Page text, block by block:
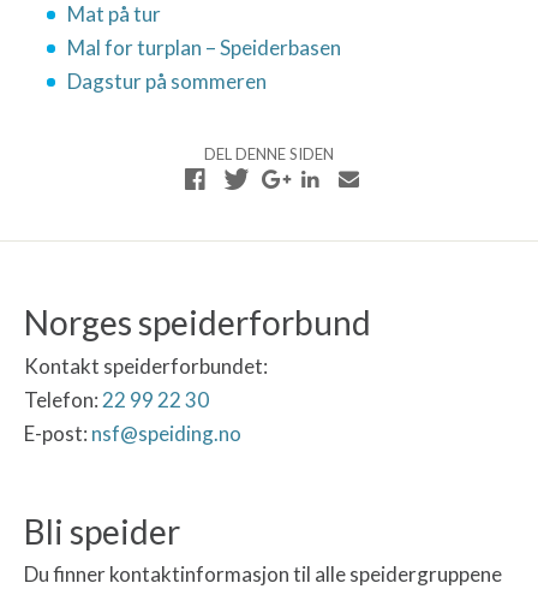
Mat på tur
Mal for turplan – Speiderbasen
Dagstur på sommeren
DEL DENNE SIDEN
Norges speiderforbund
Kontakt speiderforbundet:
Telefon: 22 99 22 30
E-post: nsf@speiding.no
Bli speider
Du finner kontaktinformasjon til alle speidergruppene